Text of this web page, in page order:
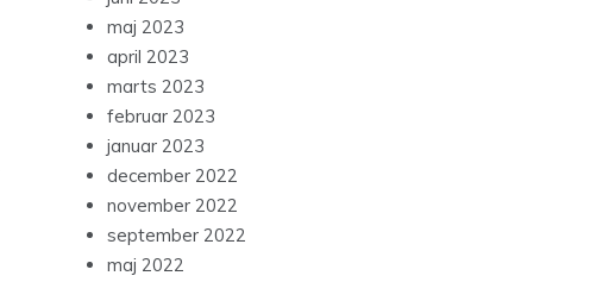
maj 2023
april 2023
marts 2023
februar 2023
januar 2023
december 2022
november 2022
september 2022
maj 2022